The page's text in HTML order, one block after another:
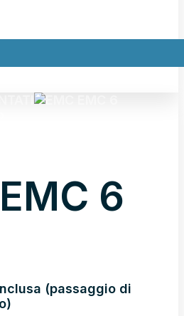
6
(passaggio di